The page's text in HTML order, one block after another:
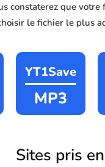
constaterez que
le fichier le plus
YT1Save
MP3
Sites pris